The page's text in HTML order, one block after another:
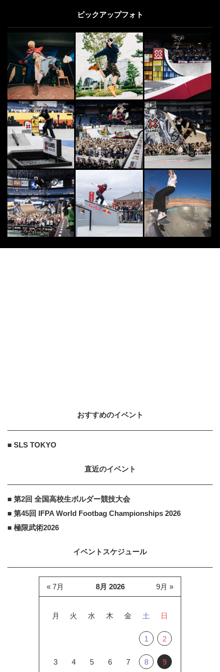
ピックアップフォト
おすすめのイベント
■ SLS TOKYO
直近のイベント
■ 第2回 全国高校生ボルダー競技大会
■ 第45回 IFPA World Footbag Championships 2026
■ 極限武術2026
イベントスケジュール
8月 2026
月 火 水 木 金 土 日
1 2
3 4 5 6 7 8 9
« 7月 9月 »